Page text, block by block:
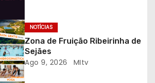
NOTÍCIAS
Zona de Fruição Ribeirinha de
Sejães
Ago 9, 2026 MItv